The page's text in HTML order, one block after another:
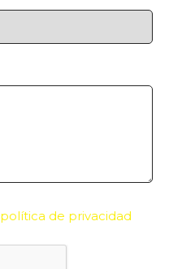
política de privacidad